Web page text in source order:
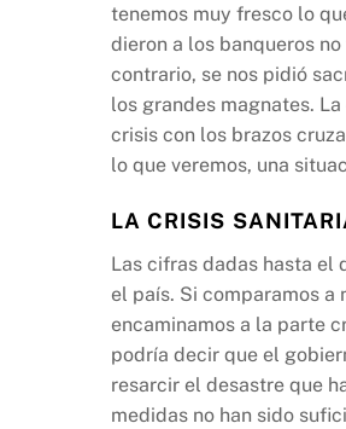
tenemos muy fresco lo
dieron a los banqueros
contrario, se nos pidió
los grandes magnates.
crisis con los brazos
lo que veremos, una
LA CRISIS
Las cifras dadas hasta el
el país. Si comparamos a
encaminamos a la parte
podría decir que el
resarcir el desastre que
medidas no han sido